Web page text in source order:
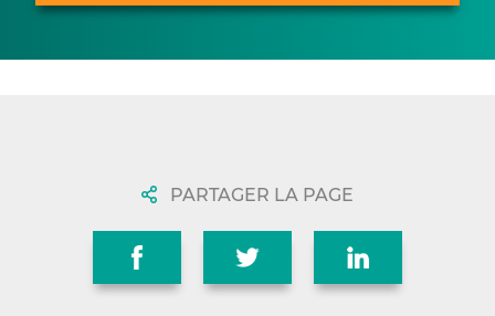
PARTAGER LA PAGE